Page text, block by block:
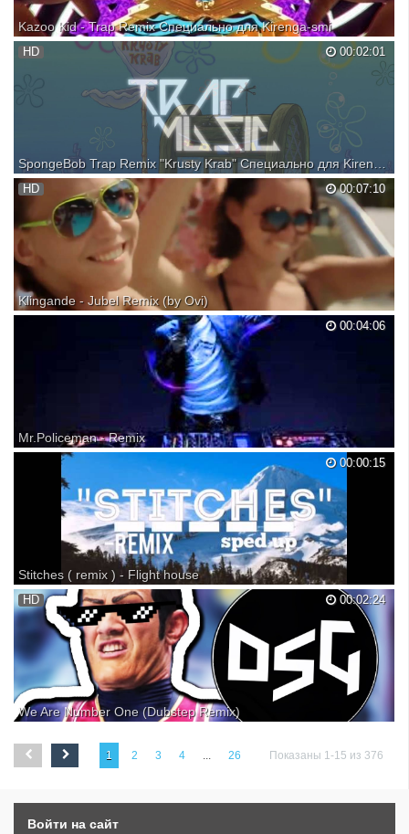
Kazoo Kid - Trap Remix Специально для Kirenga-smi
Get the full version on iTunes! https://itun.es/us/elEDab ----------------
▲SNAPCHAT: Mike_Diva ▲ INSTAGRAM:
http://www.instagram.com/mikediva ▲ TWITTER:
http://www.twitter.com/mikediva ▲ --------------- Music by: Mike Diva &
00:02:01
HD
SpongeBob Trap Remix "Krusty Krab" Специально для Kirenga-smi
SpongeBob Trap Remix "Krusty Krab" Free download:
https://goo.gl/RI0XwS Mixed by Eugene The Dream ✖ Follow
TrapMusicHD ✖ Facebook: https://www.facebook.com/TrapMusicHD
Twitter: https://twitter.com/TrapMusicHD Soundcloud:
https://soundcloud....
00:07:10
HD
Klingande - Jubel Remix (by Ovi)
00:04:06
Mr.Policeman - Remix
00:00:15
Stitches ( remix ) - Flight house
00:02:24
HD
We Are Number One (Dubstep Remix)
1 2 3 4 ... 26 Показаны 1-15 из 376
Войти на сайт